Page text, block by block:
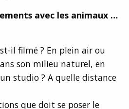
avec les animaux …
il filmé ? En plein air ou
son milieu naturel, en
studio ? A quelle distance
que doit se poser le